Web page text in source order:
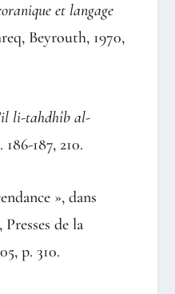
et langage
Beyrouth, 1970,
li-tahdhîb al-
187, 210.
», dans
Presses de la
p. 310.